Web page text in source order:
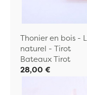
Thonier en bois -
naturel - Tirot
Bateaux Tirot
28,00 €